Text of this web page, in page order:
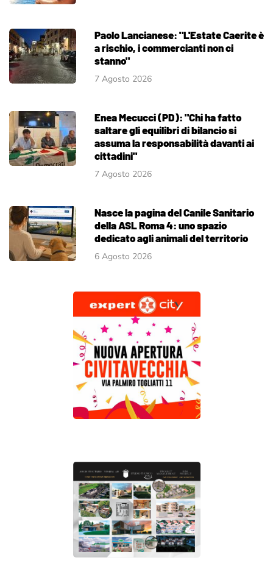
Paolo Lancianese: "L'Estate Caerite è
a rischio, i commercianti non ci
stanno"
7 Agosto 2026
Enea Mecucci (PD): "Chi ha fatto
saltare gli equilibri di bilancio si
assuma la responsabilità davanti ai
cittadini"
7 Agosto 2026
Nasce la pagina del Canile Sanitario
della ASL Roma 4: uno spazio
dedicato agli animali del territorio
6 Agosto 2026